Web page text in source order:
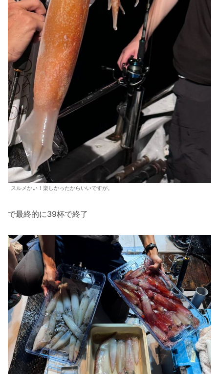
スルメかい！楽しかったからいいですが。
で最終的に39杯で終了